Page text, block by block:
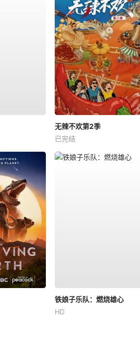
无辣不欢第2季
已完结
铁娘子乐队：燃烧雄心
HD